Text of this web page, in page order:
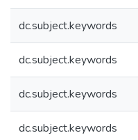
dc.subject.keywords
dc.subject.keywords
dc.subject.keywords
dc.subject.keywords